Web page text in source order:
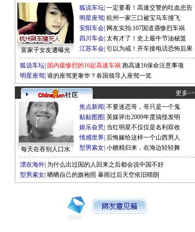
富家子女友遭曝光
狐说车坛 一定要看！高速交警的吐血忠告
明星座驾 杭州一家三口被宝马车撞飞
安阳车会 网友实拍:107国道遇惨烈车祸
四川车会 太有才了！史上最牛节油秘笈
江苏车会 引以为戒！开车接电话恐怖后果
狐说车坛 国内最惨烈的16起高速车祸 跑高速16保命注意事项
明星座驾 谁的座驾更奢华？各国领导人座驾一览
更多>>
每天在吞别人口水
焦点新闻 不要迷恋哥，哥只是一个鬼
贴贴图图 英媒评出2009年度搞怪发明
娱乐旮旯 当红明星不仅仅是名利双收
情感世界 后悔嫁给这样一个山西男人
型男索女 小糖精归来，在海边轻轻舞
漂在海外 为什么出过国的人回来之后都会说中国不好
型男索女 晒晒自己的旗袍照 暴雨过后天空依旧晴朗